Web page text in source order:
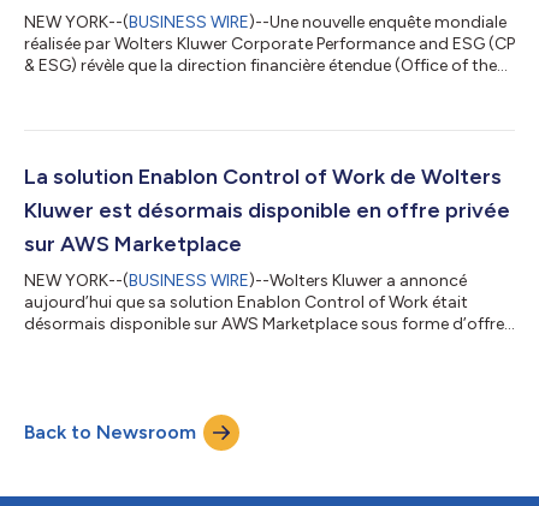
NEW YORK--(BUSINESS WIRE)--Une nouvelle enquête mondiale
réalisée par Wolters Kluwer Corporate Performance and ESG (CP
& ESG) révèle que la direction financière étendue (Office of the
opérationnelle définie par la technologie, les risques et la
rôle d’orchestrateur interfonctionnel endossé par les
La solution Enablon Control of Work de Wolters
Kluwer est désormais disponible en offre privée
sur AWS Marketplace
NEW YORK--(BUSINESS WIRE)--Wolters Kluwer a annoncé
aujourd’hui que sa solution Enablon Control of Work était
désormais disponible sur AWS Marketplace sous forme d’offre
processus d’approvisionnement et en tirant parti des
workflows de facturation existants d’Amazon Web Services
(AWS) pour accélérer le déploi...
Back to Newsroom